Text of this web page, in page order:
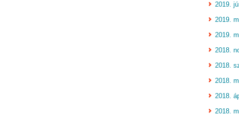
2019.
2019.
2019.
2018.
2018.
2018.
2018.
2018.